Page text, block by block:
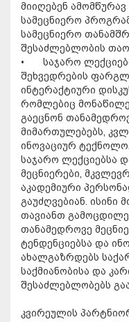
მიიღებენ
სამეცნიერო
სამეცნიერო
შესაძლებლობის
•
საჯარო
შეხვედრების
ინტერაქტიური
რომლებიც
გაეცნონ
მიმართულებებს,
ინოვაციურ
საჯარო ლექციებსა
მეცნიერები,
აკადემიური
გაუძღვებიან. ისინი
თავიანთ
თანამედროვე
ტენდენციებსა და
ახალგაზრდებს
საქმიანობისა და
შესაძლებლობებს
კვირეულის